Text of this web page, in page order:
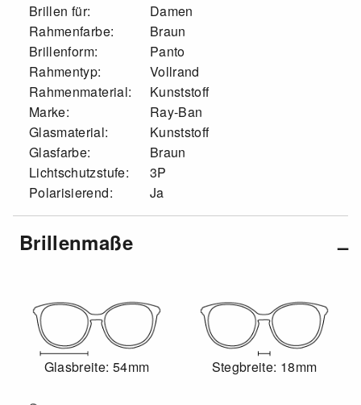
Brillen für:
Damen
Rahmenfarbe:
Braun
Brillenform:
Panto
Rahmentyp:
Vollrand
Rahmenmaterial:
Kunststoff
Marke:
Ray-Ban
Glasmaterial:
Kunststoff
Glasfarbe:
Braun
Lichtschutzstufe:
3P
Polarisierend:
Ja
Brillenmaße
Glasbreite: 54mm Stegbreite: 18mm